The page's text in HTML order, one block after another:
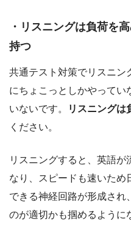
・リスニングは負荷を
持つ
共通テスト対策でリスニン
にちょこっとしかやってい
いないです。
リスニングは
ください。
リスニングすると、英語が
なり、スピードも速いた
できる神経回路が形成さ
のが適切かも掴めるように